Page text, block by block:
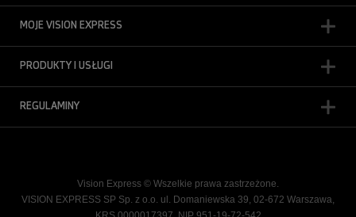
MOJE VISION EXPRESS
PRODUKTY I USŁUGI
REGULAMINY
Vision Express © Wszelkie prawa zastrzeżone.
VISION EXPRESS SP Sp. z o.o. ul. Domaniewska 39, 02-672 Warszawa,